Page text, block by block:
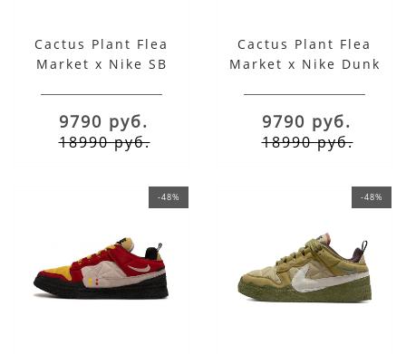
Cactus Plant Flea
Market x Nike SB
9790 руб.
18990 руб.
Cactus Plant Flea
Market x Nike Dunk
9790 руб.
18990 руб.
-48% -48%